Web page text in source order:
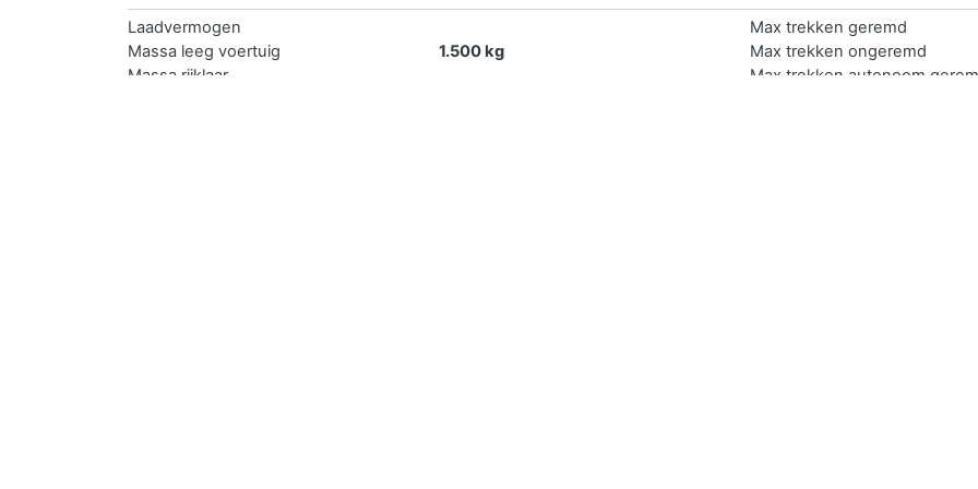
Laadvermogen
Massa leeg voertuig
1.500 kg
Massa rijklaar
Max trekken geremd
Max trekken ongeremd
Max trekken autonoom